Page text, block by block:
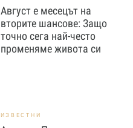
Август е месецът на
вторите шансове: Защо
точно сега най-често
променяме живота си
ИЗВЕСТНИ